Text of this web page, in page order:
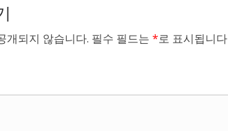
개되지 않습니다. 필수 필드는 *로 표시됩니다